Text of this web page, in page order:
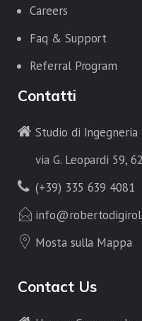
Careers
Faq & Support
Referral Program
Contatti
Studio di
via G. Leopardi 59,
(+39) 335 639 4081
Mosta sulla Mappa
Contact Us